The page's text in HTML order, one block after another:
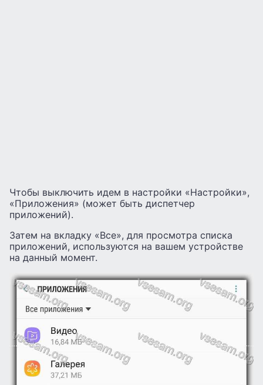
Чтобы выключить идем в настройки «Настройки»,
«Приложения» (может быть диспетчер
приложений).
Затем на вкладку «Все», для просмотра списка
приложений, используются на вашем устройстве
на данный момент.